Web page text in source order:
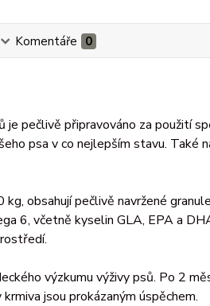
Komentáře 0
pečlivě připravováno za použití
psa v co nejlepším stavu. Také
obsahují pečlivě navržené
6, včetně kyselin GLA, EPA a
výzkumu výživy psů. Po 2
jsou prokázaným úspěchem.